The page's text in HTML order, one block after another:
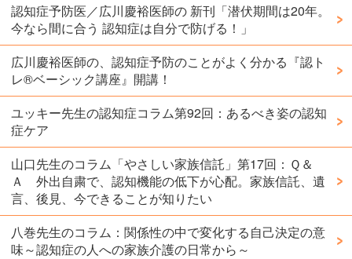
認知症予防医／広川慶裕医師の 新刊「潜伏期間は20年。
今なら間に合う 認知症は自分で防げる！」
広川慶裕医師の、認知症予防のことがよく分かる『認ト
レ®️ベーシック講座』開講！
ユッキー先生の認知症コラム第92回：あるべき姿の認知
症ケア
山口先生のコラム「やさしい家族信託」第17回：Ｑ＆
Ａ 外出自粛で、認知機能の低下が心配。家族信託、遺
言、後見、今できることが知りたい
八巻先生のコラム：関係性の中で変化する自己決定の意
味～認知症の人への家族介護の日常から～